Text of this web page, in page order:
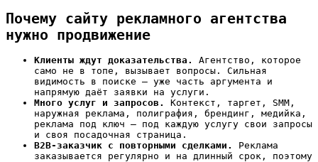
Почему сайту рекламного агентства
нужно продвижение
Клиенты ждут доказательства.
Агентство, которое
само не в топе, вызывает вопросы. Сильная
видимость в поиске — уже часть аргумента и
напрямую даёт заявки на услуги.
Много услуг и запросов.
Контекст, таргет, SMM,
наружная реклама, полиграфия, брендинг, медийка,
реклама под ключ — под каждую услугу свои запросы
и своя посадочная страница.
B2B-заказчик с повторными сделками.
Реклама
заказывается регулярно и на длинный срок, поэтому